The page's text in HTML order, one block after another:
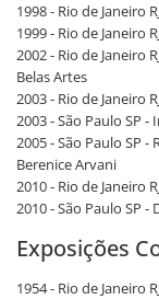
1998 - Rio de Janeiro
1999 - Rio de Janeiro
2002 - Rio de Janeiro
Belas Artes
2003 - Rio de Janeiro
2003 - São Paulo SP
2005 - São Paulo SP
Berenice Arvani
2010 - Rio de Janeiro
2010 - São Paulo SP
Exposições
1954 - Rio de Janeiro